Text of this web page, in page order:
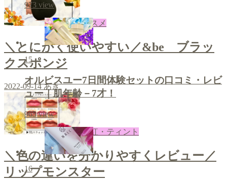
コスメ
＼とにかく使いやすい／&be ブラッ
クスポンジ
2022-09-14 あき
口紅・ティント
＼色の違いを分かりやすくレビュー／
リップモンスター
973 view
15
オルビスユー7日間体験セットの口コミ・レビ
ュー｜肌年齢－7才！
965view
16